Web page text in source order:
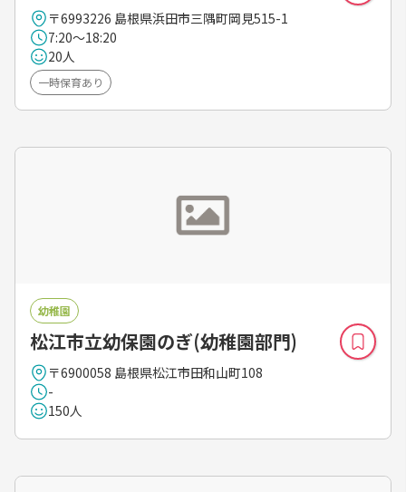
〒6993226 島根県浜田市三隅町岡見515-1
7:20～18:20
20人
一時保育あり
幼稚園
松江市立幼保園のぎ(幼稚園部門)
〒6900058 島根県松江市田和山町108
-
150人